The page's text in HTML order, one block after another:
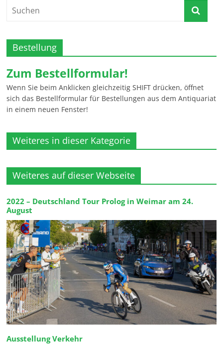
Bestellung
Zum Bestellformular!
Wenn Sie beim Anklicken gleichzeitig SHIFT drücken, öffnet
sich das Bestellformular für Bestellungen aus dem Antiquariat
in einem neuen Fenster!
Weiteres in dieser Kategorie
Weiteres auf dieser Webseite
2022 – Deutschland Tour Prolog in Weimar am 24.
August
Ausstellung Verkehr